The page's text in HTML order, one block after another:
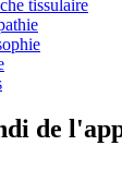
tissulaire
de